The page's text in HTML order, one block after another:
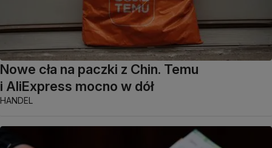
Nowe cła na paczki z Chin. Temu
i AliExpress mocno w dół
HANDEL